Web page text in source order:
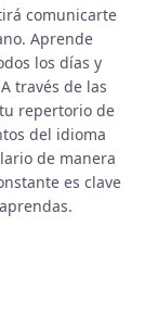
comunicarte
Aprende
los días y
través de las
repertorio de
del idioma
de manera
es clave